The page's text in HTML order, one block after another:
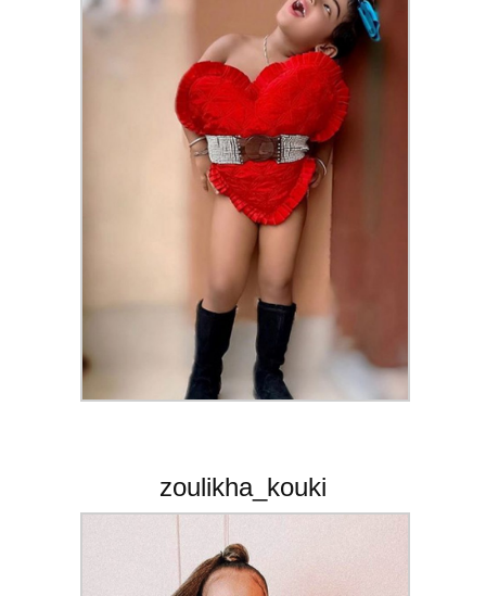
zoulikha_kouki